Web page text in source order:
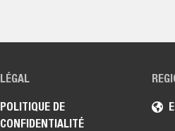
LÉGAL
POLITIQUE DE
CONFIDENTIALITÉ